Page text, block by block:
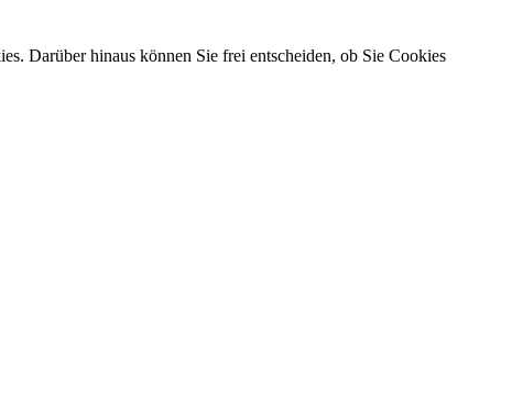
Darüber hinaus können Sie frei entscheiden, ob Sie Cookies